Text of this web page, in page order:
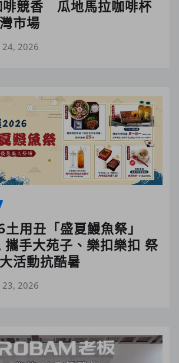
啡競香 瓜地馬拉咖啡杯
市場
24, 2026
用丑「盛夏鰻魚祭」
手大苑子、樂扣樂扣 祭
活動抗酷暑
23, 2026